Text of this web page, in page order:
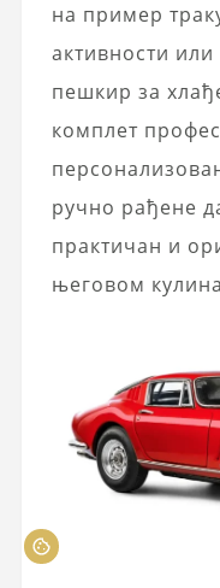
на пример
активности
пешкир за
комплет
ручно рађене
практичан и
његовом